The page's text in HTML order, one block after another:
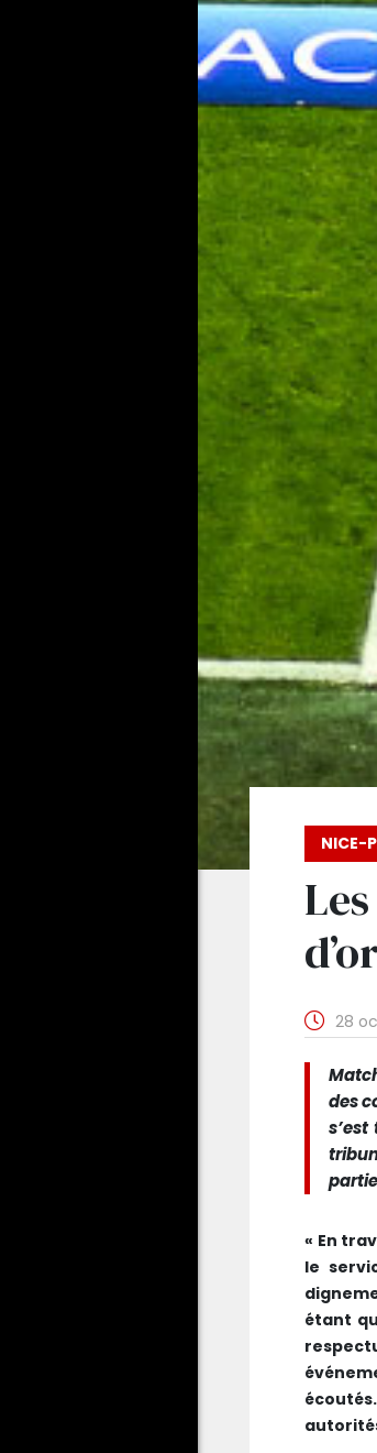
NICE-
28
des
« En
le
étant